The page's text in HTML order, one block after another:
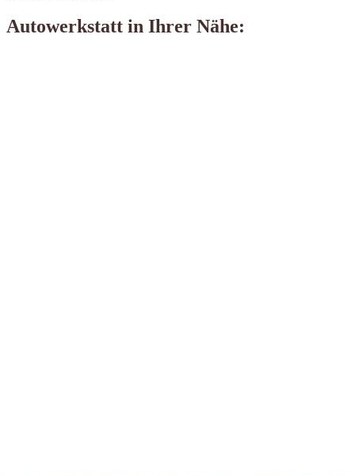
Autowerkstatt in Ihrer Nähe: